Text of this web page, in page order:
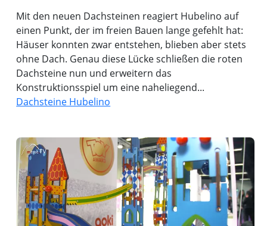
Mit den neuen Dachsteinen reagiert Hubelino auf
einen Punkt, der im freien Bauen lange gefehlt hat:
Häuser konnten zwar entstehen, blieben aber stets
ohne Dach. Genau diese Lücke schließen die roten
Dachsteine nun und erweitern das
Konstruktionsspiel um eine naheliegend...
Dachsteine Hubelino